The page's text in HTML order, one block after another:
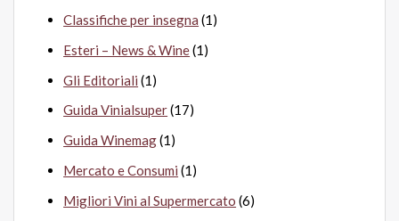
Classifiche per insegna (1)
Esteri – News & Wine(1)
Gli Editoriali (1)
Guida Vinialsuper(17)
Guida Winemag(1)
Mercato e Consumi (1)
Migliori Vini al Supermercato (6)